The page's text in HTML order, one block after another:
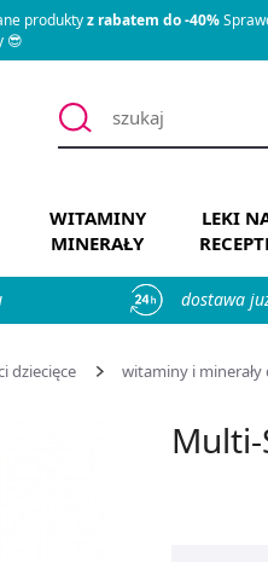
produktyz rabatem do -40%
😎
WITAMINY
MINERAŁY
LEKI
dostawa
dziecięce witaminy i minerały